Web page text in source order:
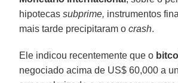
hipotecassubprime, instrumentos
mais tarde precipitaram ocrash.
Ele indicou recentemente que o
negociado acima de US$ 60,000 a